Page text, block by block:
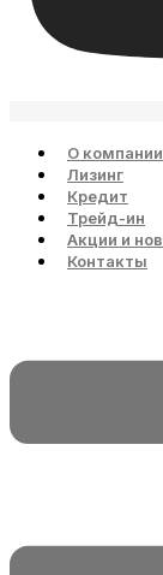
О компании
Лизинг
Кредит
Трейд-ин
Акции и
Контакты